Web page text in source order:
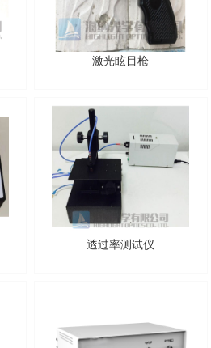
激光眩目枪
透过率测试仪